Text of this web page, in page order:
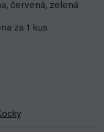
červená, zelená
za 1 kus